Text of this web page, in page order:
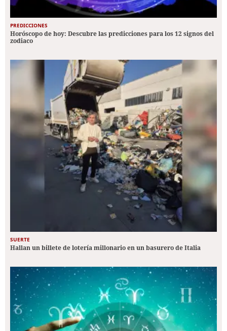
PREDICCIONES
Horóscopo de hoy: Descubre las predicciones para los 12 signos del
zodiaco
SUERTE
Hallan un billete de lotería millonario en un basurero de Italia